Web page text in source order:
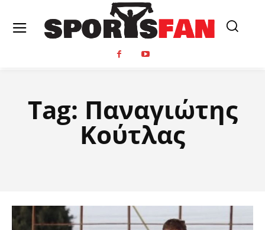
Tag: Παναγιώτης
Κούτλας